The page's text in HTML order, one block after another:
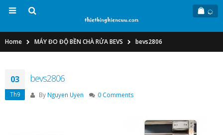
Home MÁY ĐO ĐỘ BỀN CHÀ RỬA BEVS bevs2806
03
Th9
bevs2806
By Nguyen Uyen 0 Comments